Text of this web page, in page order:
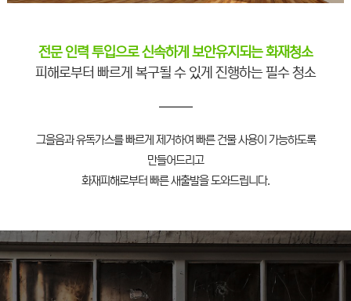
전문 인력 투입으로 신속하게 보안유지되는 화재청소
피해로부터 빠르게 복구될 수 있게 진행하는 필수 청소
그을음과 유독가스를 빠르게 제거하여 빠른 건물 사용이 가능하도록
만들어드리고
화재피해로부터 빠른 새출발을 도와드립니다.